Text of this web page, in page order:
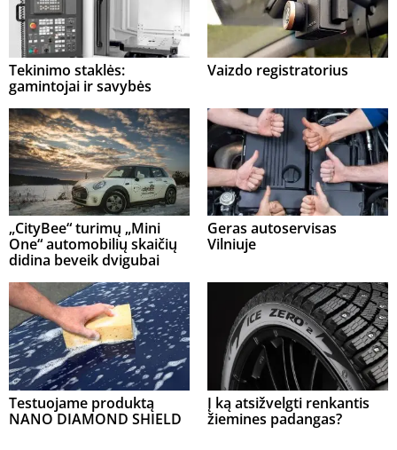
Tekinimo staklės:
gamintojai ir savybės
Vaizdo registratorius
„CityBee“ turimų „Mini
One“ automobilių skaičių
didina beveik dvigubai
Geras autoservisas
Vilniuje
Testuojame produktą
NANO DIAMOND SHIELD
Į ką atsižvelgti renkantis
žiemines padangas?